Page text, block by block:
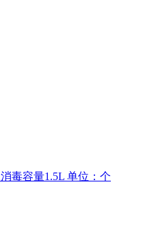
毒容量1.5L 单位：个